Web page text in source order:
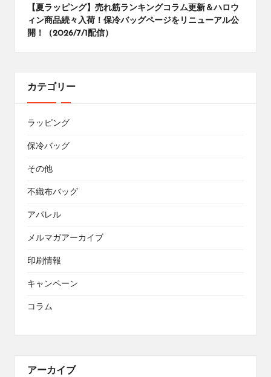
【夏ラッピング】売れ筋ランキングコラム更新＆ハロウ
ィン商品続々入荷！保冷バッグページをリニューアル公
開！（2026/7/1配信）
カテゴリー
ラッピング
保冷バッグ
その他
不織布バッグ
アパレル
メルマガアーカイブ
印刷情報
キャンペーン
コラム
アーカイブ